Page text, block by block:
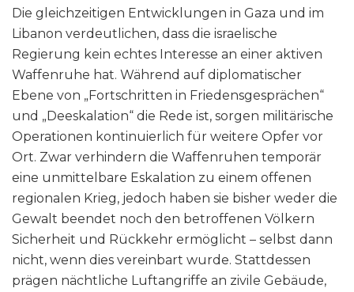
Die gleichzeitigen Entwicklungen in Gaza und im
Libanon verdeutlichen, dass die israelische
Regierung kein echtes Interesse an einer aktiven
Waffenruhe hat. Während auf diplomatischer
Ebene von „Fortschritten in Friedensgesprächen“
und „Deeskalation“ die Rede ist, sorgen militärische
Operationen kontinuierlich für weitere Opfer vor
Ort. Zwar verhindern die Waffenruhen temporär
eine unmittelbare Eskalation zu einem offenen
regionalen Krieg, jedoch haben sie bisher weder die
Gewalt beendet noch den betroffenen Völkern
Sicherheit und Rückkehr ermöglicht – selbst dann
nicht, wenn dies vereinbart wurde. Stattdessen
prägen nächtliche Luftangriffe an zivile Gebäude,